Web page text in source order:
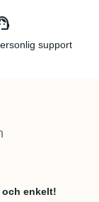
support
och enkelt!